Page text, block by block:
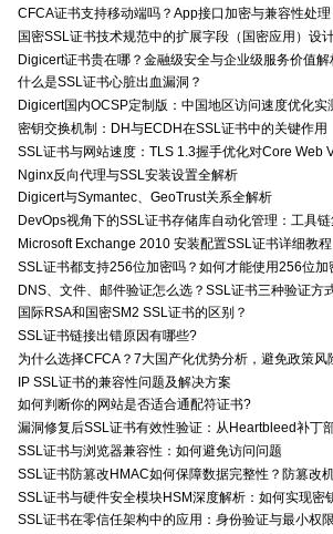
CFCA证书支持移动端吗？App接口加密与兼容性处理
国密SSL证书技术规范中的扩展字段（国密应用）设
Digicert证书贵在哪？金融级安全与企业级服务价值解
什么是SSL证书心脏出血漏洞？
Digicert国内OCSP定制版：中国地区访问速度优化实
密钥交换机制：DH与ECDH在SSL证书中的关键作用
SSL证书与网站速度：TLS 1.3握手优化对Core Web
Nginx反向代理与SSL安装设置全解析
Digicert与Symantec、GeoTrust关系全解析
DevOps视角下的SSL证书存储库自动化管理：工具
Microsoft Exchange 2010 安装配置SSL证书详细教程
SSL证书都支持256位加密吗？如何才能使用256位加
DNS、文件、邮件验证怎么选？SSL证书三种验证方
国际RSA和国密SM2 SSL证书的区别？
SSL证书链接出错原因有哪些?
为什么选择CFCA？7大国产化优势分析，避免政策风
IP SSL证书的兼容性问题及解决方案
如何判断你的网站是否适合通配符证书?
SSL证书与浏览器兼容性：如何避免访问问题
SSL证书防篡改HMAC如何保障数据完整性？防篡改
SSL证书在零信任架构中的应用：身份验证与最小权